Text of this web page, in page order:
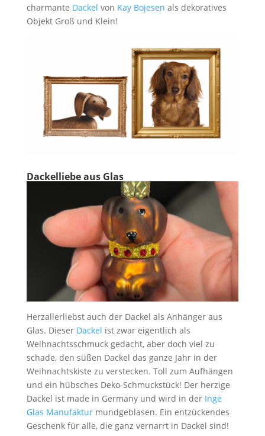
charmante Dackel von Kay Bojesen als dekoratives
Objekt Groß und Klein!
Dackelliebe aus Glas
Herzallerliebst auch der Dackel als Anhänger aus
Glas. Dieser Dackel ist zwar eigentlich als
Weihnachtsschmuck gedacht, aber doch viel zu
schade, den süßen Dackel das ganze Jahr in der
Weihnachtskiste zu verstecken. Toll zum Aufhängen
und ein hübsches Deko-Schmuckstück! Der herzige
Dackel ist made in Germany und wird in der Inge
Glas Manufakturmundgeblasen. Ein entzückendes
Geschenk für alle, die ganz vernarrt in Dackel sind!